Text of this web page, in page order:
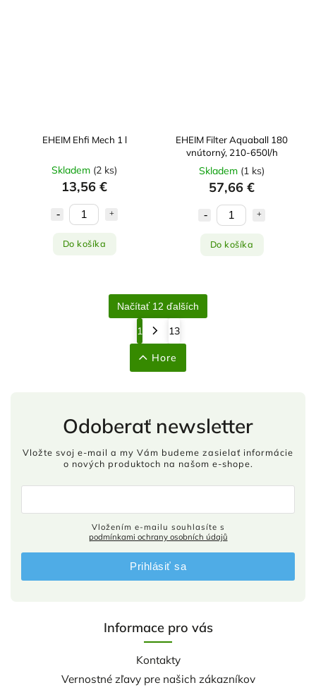
EHEIM Ehfi Mech 1 l
Skladem (2 ks)
13,56 €
Do košíka
EHEIM Filter Aquaball 180
vnútorný, 210-650l/h
Skladem (1 ks)
57,66 €
Do košíka
Načítať 12 ďalších
1 13
Hore
Informace pro vás
Kontakty
Vernostné zľavy pre našich zákazníkov
Odoberať newsletter
Vložte svoj e-mail a my Vám budeme zasielať informácie
o nových produktoch na našom e-shope.
podmínkami ochrany osobních údajů
Prihlásiť sa